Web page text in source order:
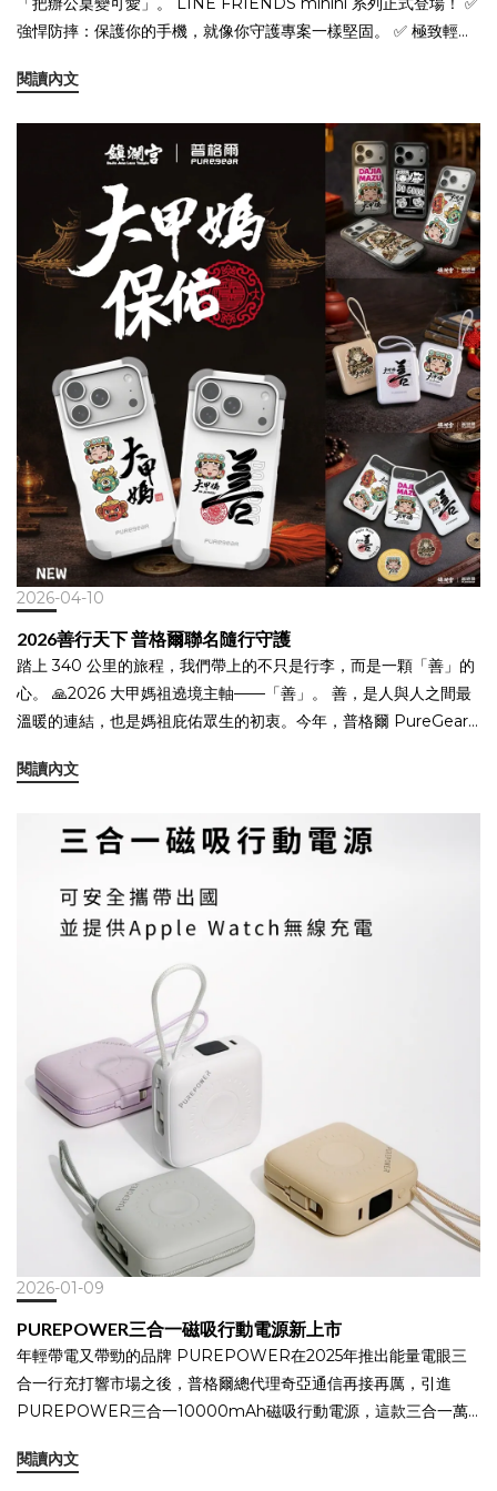
強悍防摔：保護你的手機，就像你守護專案一樣堅固。 ✅ 極致輕
全開，陪你度過每個熱血/崩潰的會議。 這不只是 3C 配件，更是上
入 minini 的世界吧！ 🛒 立即收藏萌力配件：
https://www.puregear.tw/pages/lfminini
閱讀內文
2026-04-10
2026善行天下 普格爾聯名隨行守護
踏上 340 公里的旅程，我們帶上的不只是行李，而是一顆「善」的
心。 🙏2026 大甲媽祖遶境主軸——「善」。 善，是人與人之間最
溫暖的連結，也是媽祖庇佑眾生的初衷。今年，普格爾 PureGear
殼不只注入了極致的軍規防護，更烙印了這份傳承百年的平安祝
的設備，而媽祖的善念守護你的心。 ✨ 2026 聯名限定【善】系列
入日常
閱讀內文
2026-01-09
PUREPOWER三合一磁吸行動電源新上市
年輕帶電又帶勁的品牌 PUREPOWER在2025年推出能量電眼三
合一行充打響市場之後，普格爾總代理奇亞通信再接再厲，引進
PUREPOWER三合一10000mAh磁吸行動電源，這款三合一萬
織線兼顧所有電器的充電需求。 磁吸無線快充輕巧外型圓潤方形設
閱讀內文